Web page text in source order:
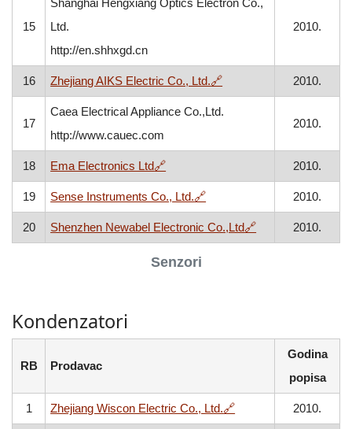
Senzori
15
Shanghai Hengxiang Optics Electron Co.,
Ltd.
http://en.shhxgd.cn
2010.
16 Zhejiang AIKS Electric Co., Ltd.🔗, otvara se u novom
2010.
17
Caea Electrical Appliance Co.,Ltd.
http://www.cauec.com
2010.
18 Ema Electronics Ltd🔗, otvara se u novom prozoru
2010.
19 Sense Instruments Co., Ltd.🔗, otvara se u novom prozoru
2010.
20 Shenzhen Newabel Electronic Co.,Ltd🔗, otvara se u
2010.
Kondenzatori
RB Prodavac
Godina
popisa
1 Zhejiang Wiscon Electric Co., Ltd.🔗, otvara se u novom
2010.